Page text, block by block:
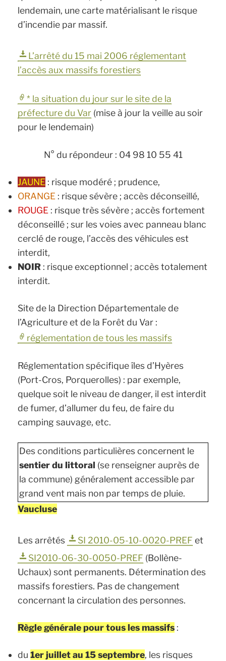
lendemain, une carte matérialisant le risque
d’incendie par massif.
L’arrêté du 15 mai 2006 réglementant
l’accès aux massifs forestiers
* la situation du jour sur le site de la
préfecture du Var (mise à jour la veille au soir
pour le lendemain)
N° du répondeur : 04 98 10 55 41
JAUNE : risque modéré ; prudence,
ORANGE : risque sévère ; accès déconseillé,
ROUGE : risque très sévère ; accès fortement
déconseillé ; sur les voies avec panneau blanc
cerclé de rouge, l’accès des véhicules est
interdit,
NOIR : risque exceptionnel ; accès totalement
interdit.
Site de la Direction Départementale de
l’Agriculture et de la Forêt du Var :
réglementation de tous les massifs
Réglementation spécifique îles d’Hyères
(Port-Cros, Porquerolles) : par exemple,
quelque soit le niveau de danger, il est interdit
de fumer, d’allumer du feu, de faire du
camping sauvage, etc.
Des conditions particulières concernent le
sentier du littoral (se renseigner auprès de
la commune) généralement accessible par
grand vent mais non par temps de pluie.
Vaucluse
Les arrêtés SI 2010-05-10-0020-PREF et
SI2010-06-30-0050-PREF (Bollène-
Uchaux) sont permanents. Détermination des
massifs forestiers. Pas de changement
concernant la circulation des personnes.
Règle générale pour tous les massifs :
du1er juillet au 15 septembre, les risques